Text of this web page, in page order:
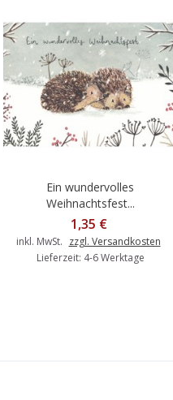
In den Warenkorb
Ein wundervolles
Weihnachtsfest...
1,35 €
inkl. MwSt. zzgl. Versandkosten
Lieferzeit: 4-6 Werktage